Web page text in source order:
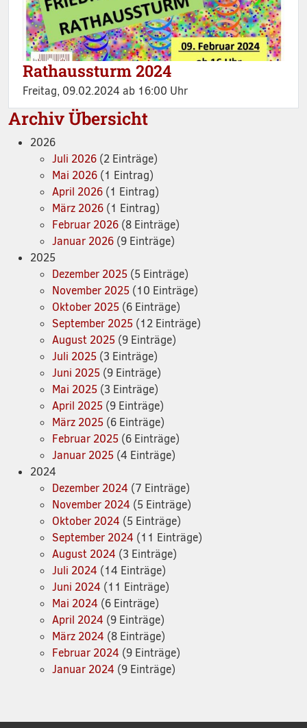
Rathaussturm 2024
Freitag, 09.02.2024 ab 16:00 Uhr
Archiv Übersicht
2026
Juli 2026 (2 Einträge)
Mai 2026 (1 Eintrag)
April 2026 (1 Eintrag)
März 2026 (1 Eintrag)
Februar 2026 (8 Einträge)
Januar 2026 (9 Einträge)
2025
Dezember 2025 (5 Einträge)
November 2025 (10 Einträge)
Oktober 2025 (6 Einträge)
September 2025 (12 Einträge)
August 2025 (9 Einträge)
Juli 2025 (3 Einträge)
Juni 2025 (9 Einträge)
Mai 2025 (3 Einträge)
April 2025 (9 Einträge)
März 2025 (6 Einträge)
Februar 2025 (6 Einträge)
Januar 2025 (4 Einträge)
2024
Dezember 2024 (7 Einträge)
November 2024 (5 Einträge)
Oktober 2024 (5 Einträge)
September 2024 (11 Einträge)
August 2024 (3 Einträge)
Juli 2024 (14 Einträge)
Juni 2024 (11 Einträge)
Mai 2024 (6 Einträge)
April 2024 (9 Einträge)
März 2024 (8 Einträge)
Februar 2024 (9 Einträge)
Januar 2024 (9 Einträge)